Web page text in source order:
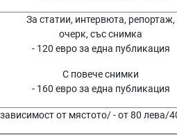
За статии, интервюта, репортаж,
очерк, със снимка
- 120 евро за една публикация
С повече снимки
- 160 евро за една публикация
от мястото/ - от 80 лева/